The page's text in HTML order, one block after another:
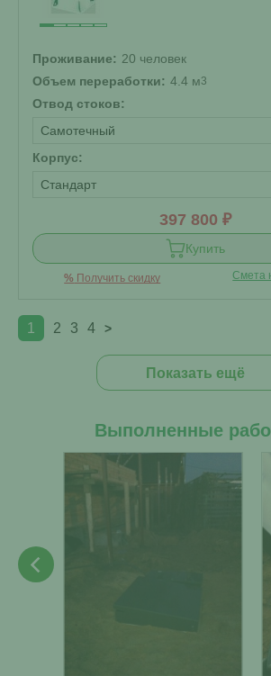
Проживание: 20 человек
Объем переработки: 4.4 м3
Отвод стоков:
Самотечный
Корпус:
Стандарт
397 800 ₽
Купить
% Получить скидку Смета
1 2 3 4 >
Показать ещё
Выполненные